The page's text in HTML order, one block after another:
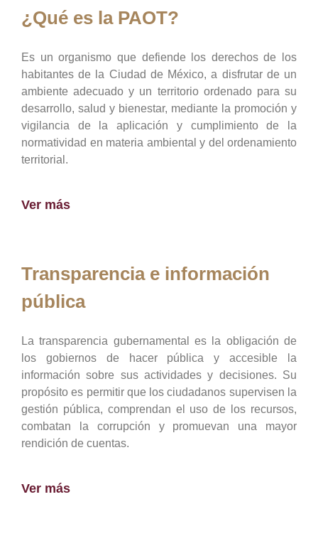
¿Qué es la PAOT?
Es un organismo que defiende los derechos de los
habitantes de la Ciudad de México, a disfrutar de un
ambiente adecuado y un territorio ordenado para su
desarrollo, salud y bienestar, mediante la promoción y
vigilancia de la aplicación y cumplimiento de la
normatividad en materia ambiental y del ordenamiento
territorial.
Ver más
Transparencia e información
pública
La transparencia gubernamental es la obligación de
los gobiernos de hacer pública y accesible la
información sobre sus actividades y decisiones. Su
propósito es permitir que los ciudadanos supervisen la
gestión pública, comprendan el uso de los recursos,
combatan la corrupción y promuevan una mayor
rendición de cuentas.
Ver más